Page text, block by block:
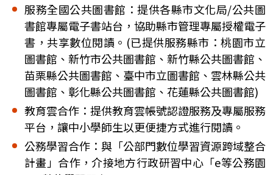
服務全國公共圖書館：提供各縣市文化局/公共圖
書館專屬電子書站台，協助縣市管理專屬授權電子
書，共享數位閱讀。(已提供服務縣市：桃園市立
圖書館、新竹市公共圖書館、新竹縣公共圖書館、
苗栗縣公共圖書館、臺中市立圖書館、雲林縣公共
圖書館、彰化縣公共圖書館、花蓮縣公共圖書館)
教育雲合作：提供教育雲帳號認證服務及專屬服務
平台，讓中小學師生以更便捷方式進行閱讀。
公務學習合作：與「公部門數位學習資源跨域整合
計畫」合作，介接地方行政研習中心「e等公務園